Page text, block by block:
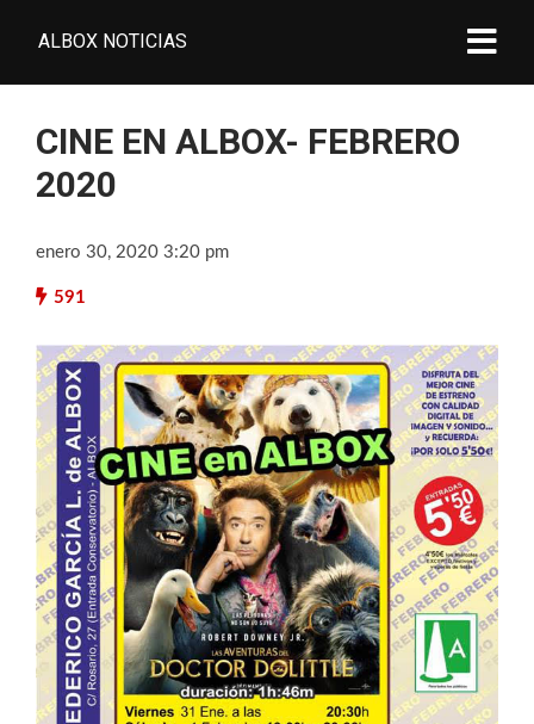
ALBOX NOTICIAS
CINE EN ALBOX- FEBRERO
2020
enero 30, 2020 3:20 pm
591